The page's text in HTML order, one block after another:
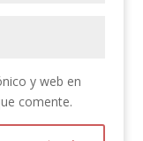
y web en
comente.